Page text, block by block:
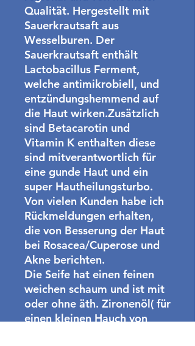
Qualität. Hergestellt mit
Sauerkrautsaft aus
Wesselburen. Der
Sauerkrautsaft enthält
Lactobacillus Ferment,
welche antimikrobiell, und
entzündungshemmend auf
die Haut wirken.Zusätzlich
sind Betacarotin und
Vitamin K enthalten diese
sind mitverantwortlich für
eine gunde Haut und ein
super Hautheilungsturbo.
Von vielen Kunden habe ich
Rückmeldungen erhalten,
die von Besserung der Haut
bei Rosacea/Cuperose und
Akne berichten.
Die Seife hat einen feinen
weichen schaum und ist mit
oder ohne äth. Zironenöl( für
einen kleinen Hauch von